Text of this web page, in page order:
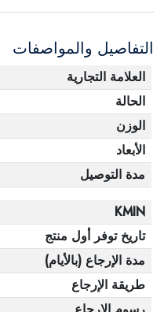
التفاصيل والمواصفات
العلامة التجارية
الحالة
الوزن
الأبعاد
مدة التوصيل
KMIN
تاريخ توفر أول منتج
مدة الإرجاع (بالأيام)
طريقة الإرجاع